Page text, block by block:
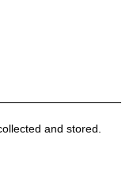
and stored.